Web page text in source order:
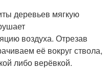
деревьев мягкую
воздуха. Отрезав
её вокруг ствола,
либо верёвкой.